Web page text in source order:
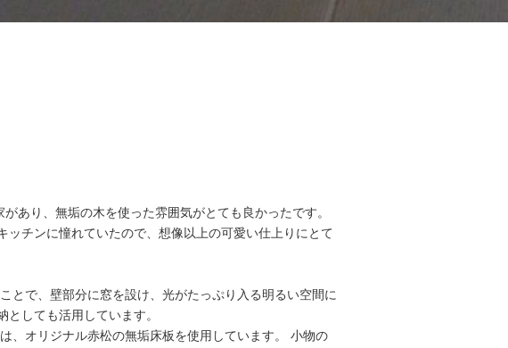
あり、無垢の木を使った雰囲気がとても良かったです。
チンに憧れていたので、想像以上の可愛い仕上りにとて
とで、壁部分に窓を設け、光がたっぷり入る明るい空間に
しても活用しています。
、オリジナル赤松の無垢床板を使用しています。 小物の